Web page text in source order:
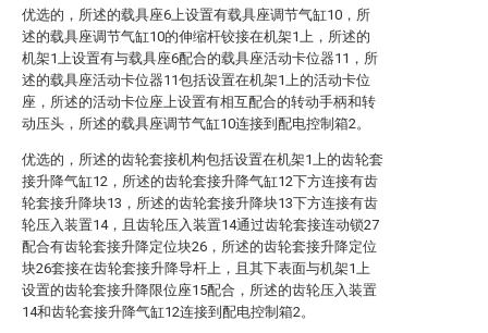
优选的，所述的载具座6上设置有载具座调节气缸10，所
述的载具座调节气缸10的伸缩杆铰接在机架1上，所述的
机架1上设置有与载具座6配合的载具座活动卡位器11，所
述的载具座活动卡位器11包括设置在机架1上的活动卡位
座，所述的活动卡位座上设置有相互配合的转动手柄和转
动压头，所述的载具座调节气缸10连接到配电控制箱2。
优选的，所述的齿轮套接机构包括设置在机架1上的齿轮套
接升降气缸12，所述的齿轮套接升降气缸12下方连接有齿
轮套接升降块13，所述的齿轮套接升降块13下方连接有齿
轮压入装置14，且齿轮压入装置14通过齿轮套接连动锁27
配合有齿轮套接升降定位块26，所述的齿轮套接升降定位
块26套接在齿轮套接升降导杆上，且其下表面与机架1上
设置的齿轮套接升降限位座15配合，所述的齿轮压入装置
14和齿轮套接升降气缸12连接到配电控制箱2。